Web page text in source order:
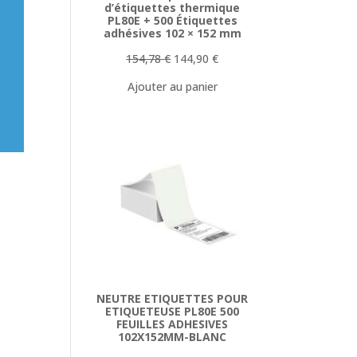
d’étiquettes thermique
PL80E + 500 Étiquettes
adhésives 102 × 152 mm
154,78€ Le
initial
144,90€Le
Ajouter au panier
NEUTRE ETIQUETTES POUR
ETIQUETEUSE PL80E 500
FEUILLES ADHESIVES
102X152MM-BLANC